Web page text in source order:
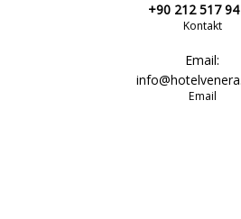
+90 212 517
Kontakt
Email:
Email